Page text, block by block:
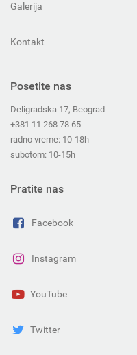
Galerija
Kontakt
Posetite nas
Deligradska 17, Beograd
+381 11 268 78 65
radno vreme: 10-18h
subotom: 10-15h
Pratite nas
Facebook
Instagram
YouTube
Twitter